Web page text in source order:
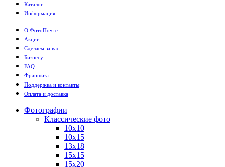
Каталог
Информация
О ФотоПочте
Акции
Сделаем за вас
Бизнесу
FAQ
Франшиза
Поддержка и контакты
Оплата и доставка
Фотографии
Классические фото
10х10
10х15
13х18
15х15
15х20